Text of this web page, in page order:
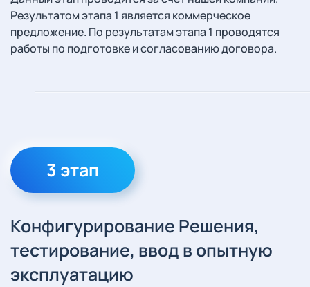
Результатом этапа 1 является коммерческое
предложение. По результатам этапа 1 проводятся
работы по подготовке и согласованию договора.
3 этап
Конфигурирование Решения,
тестирование, ввод в опытную
эксплуатацию